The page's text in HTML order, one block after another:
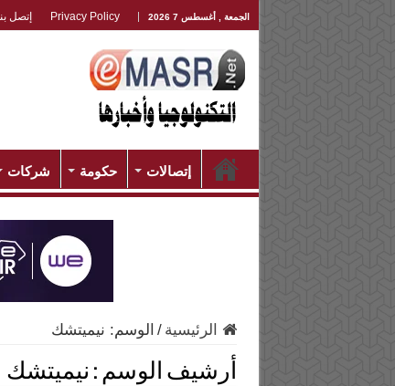
الجمعة , أغسطس 7 2026 Privacy Policy إتصل
إتصالات حكومة شركات
الرئيسية / الوسم: نيميتشك
أرشيف الوسم : نيميتشك